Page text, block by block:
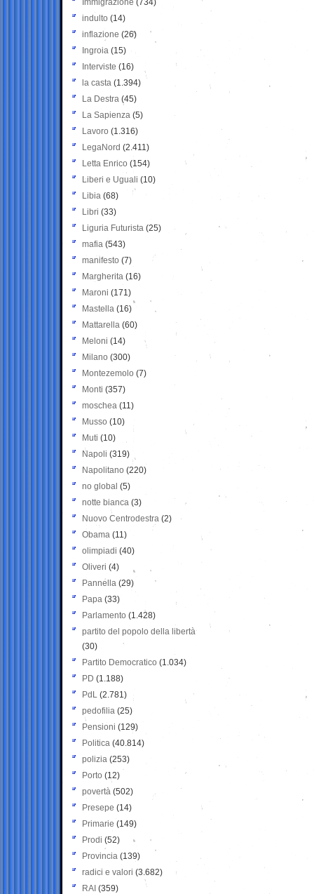
Immigrazione (734)
indulto (14)
inflazione (26)
Ingroia (15)
Interviste (16)
la casta (1.394)
La Destra (45)
La Sapienza (5)
Lavoro (1.316)
LegaNord (2.411)
Letta Enrico (154)
Liberi e Uguali (10)
Libia (68)
Libri (33)
Liguria Futurista (25)
mafia (543)
manifesto (7)
Margherita (16)
Maroni (171)
Mastella (16)
Mattarella (60)
Meloni (14)
Milano (300)
Montezemolo (7)
Monti (357)
moschea (11)
Musso (10)
Muti (10)
Napoli (319)
Napolitano (220)
no global (5)
notte bianca (3)
Nuovo Centrodestra (2)
Obama (11)
olimpiadi (40)
Oliveri (4)
Pannella (29)
Papa (33)
Parlamento (1.428)
partito del popolo della libertà
(30)
Partito Democratico (1.034)
PD (1.188)
PdL (2.781)
pedofilia (25)
Pensioni (129)
Politica (40.814)
polizia (253)
Porto (12)
povertà (502)
Presepe (14)
Primarie (149)
Prodi (52)
Provincia (139)
radici e valori (3.682)
RAI (359)